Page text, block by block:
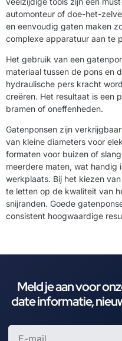
automonteur of doe-het-
en eenvoudig gaten maken
complexe apparatuur aan te
Het gebruik van een
materiaal tussen de pons en
hydraulische pers kracht
creëren. Het resultaat is een
bramen of oneffenheden.
Gatenponsen zijn
van kleine diameters voor
formaten voor buizen of
meerdere maten, wat handig
werkplaats. Bij het kiezen
te letten op de kwaliteit van
snijranden. Goede
consistent hoogwaardige
Meld je aan voor
date informatie,